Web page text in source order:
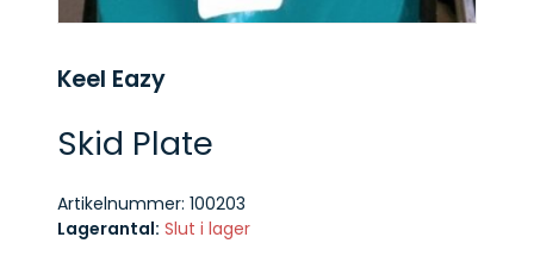
Keel Eazy
Skid Plate
Artikelnummer: 100203
Lagerantal: Slut i lager